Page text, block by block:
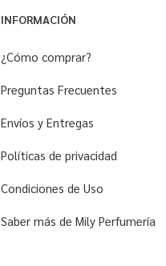
INFORMACIÓN
¿Cómo comprar?
Preguntas Frecuentes
Envíos y Entregas
Políticas de privacidad
Condiciones de Uso
Saber más de Mily Perfumería